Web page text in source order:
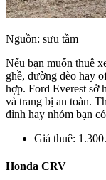
Nguồn: sưu tầm
Nếu bạn muốn thuê
ghề, đường đèo hay
hợp. Ford Everest sở
và trang bị an toàn.
đình hay nhóm bạn
Giá thuê:
Honda CRV